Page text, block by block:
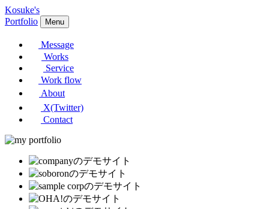
Kosuke's
Portfolio
Menu
Message
Works
Service
Work flow
About
X(Twitter)
Contact